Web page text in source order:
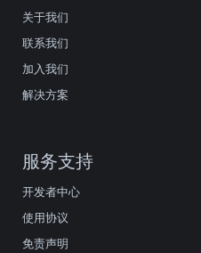
关于我们
联系我们
加入我们
解决方案
服务支持
开发者中心
使用协议
免责声明